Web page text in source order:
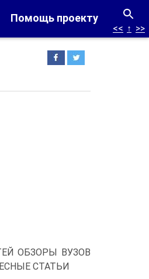
Помощь проекту
<< ↑ >>
ОБЗОРЫ ВУЗОВ
СТАТЬИ